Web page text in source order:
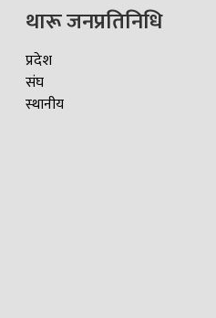
थारू जनप्रतिनिधि
प्रदेश
संघ
स्थानीय